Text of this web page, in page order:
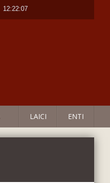
12:22:07
LAICI ENTI